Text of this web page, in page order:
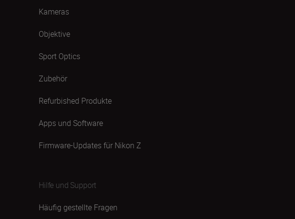
Kameras
Objektive
Sport Optics
Zubehör
Refurbished Produkte
Apps und Software
Firmware-Updates für Nikon Z
Hilfe und Support
Häufig gestellte Fragen